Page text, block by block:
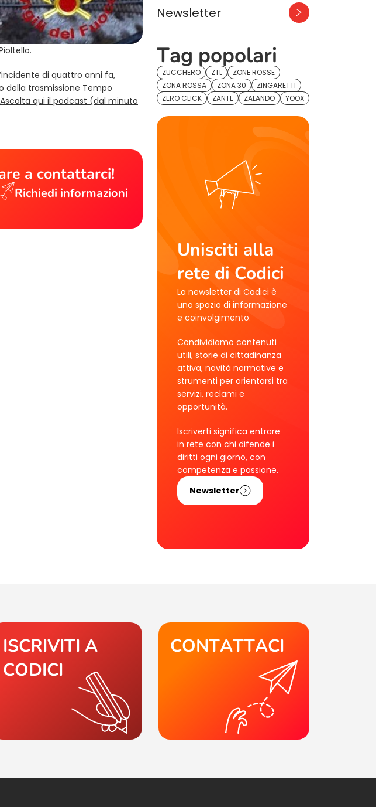
di quattro anni fa,
new tab)
della trasmissione Tempo
Ascolta qui il podcast (dal minuto
a contattarci!
Richiedi informazioni
Newsletter
Tag popolari
ZUCCHERO ZTL
ZONE ROSSE
ZONA ROSSA
ZONA 30
ZINGARETTI
ZERO CLICK
ZANTE ZALANDO YOOX
Unisciti alla
rete di Codici
La newsletter di Codici è
uno spazio di informazione
e coinvolgimento.
Condividiamo contenuti
utili, storie di cittadinanza
attiva, novità normative e
strumenti per orientarsi tra
servizi, reclami e
opportunità.
Iscriverti significa entrare
in rete con chi difende i
diritti ogni giorno, con
competenza e passione.
Newsletter
ISCRIVITI A
CODICI
CONTATTACI